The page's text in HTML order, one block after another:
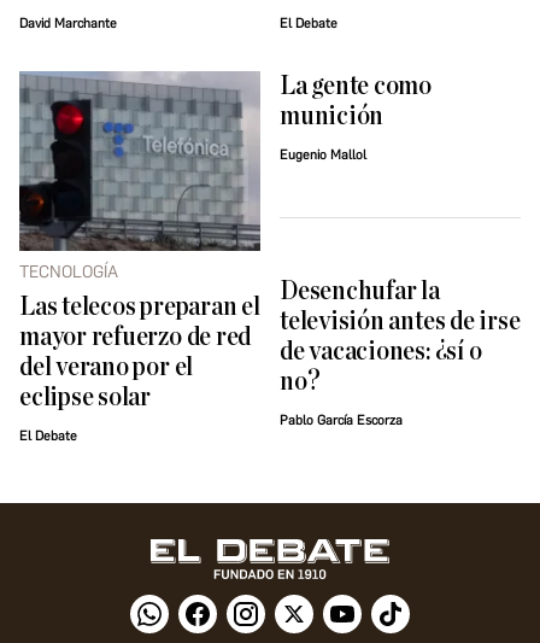
David Marchante El Debate
TECNOLOGÍA
Las telecos preparan el
mayor refuerzo de red
del verano por el
eclipse solar
El Debate
La gente como
munición
Eugenio Mallol
Desenchufar la
televisión antes de irse
de vacaciones: ¿sí o
no?
Pablo García Escorza